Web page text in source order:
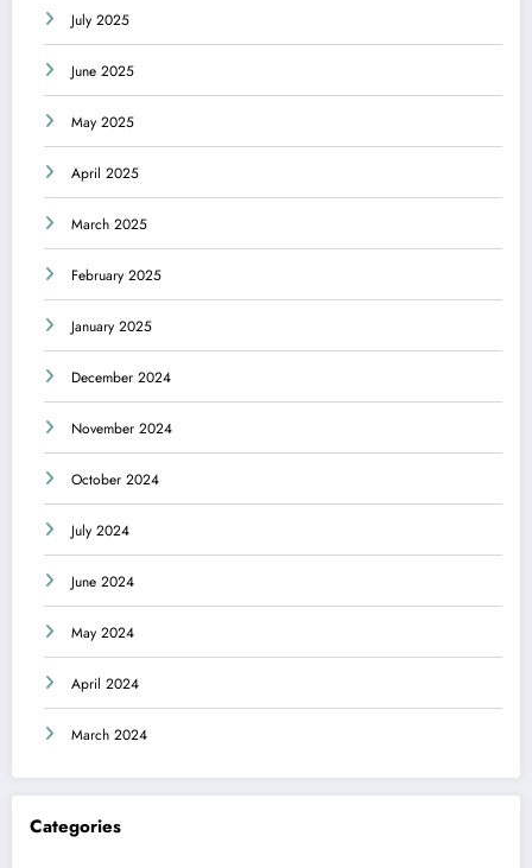
July 2025
June 2025
May 2025
April 2025
March 2025
February 2025
January 2025
December 2024
November 2024
October 2024
July 2024
June 2024
May 2024
April 2024
March 2024
Categories